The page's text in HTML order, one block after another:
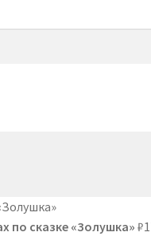
по сказке «Золушка» ₽